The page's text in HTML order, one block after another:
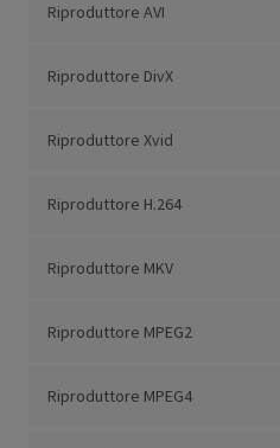
Riproduttore AVI
Riproduttore DivX
Riproduttore Xvid
Riproduttore H.264
Riproduttore MKV
Riproduttore MPEG2
Riproduttore MPEG4